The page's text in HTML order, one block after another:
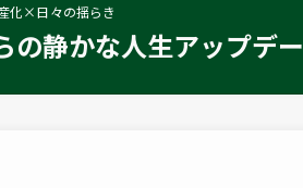
化×日々の揺らき
の静かな人生アップデー